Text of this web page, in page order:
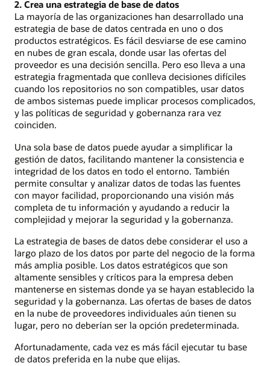
2. Crea una estrategia de base de datos
La mayoría de las organizaciones han desarrollado una
estrategia de base de datos centrada en uno o dos
productos estratégicos. Es fácil desviarse de ese camino
en nubes de gran escala, donde usar las ofertas del
proveedor es una decisión sencilla. Pero eso lleva a una
estrategia fragmentada que conlleva decisiones difíciles
cuando los repositorios no son compatibles, usar datos
de ambos sistemas puede implicar procesos complicados,
y las políticas de seguridad y gobernanza rara vez
coinciden.
Una sola base de datos puede ayudar a simplificar la
gestión de datos, facilitando mantener la consistencia e
integridad de los datos en todo el entorno. También
permite consultar y analizar datos de todas las fuentes
con mayor facilidad, proporcionando una visión más
completa de tu información y ayudando a reducir la
complejidad y mejorar la seguridad y la gobernanza.
La estrategia de bases de datos debe considerar el uso a
largo plazo de los datos por parte del negocio de la forma
más amplia posible. Los datos estratégicos que son
altamente sensibles y críticos para la empresa deben
mantenerse en sistemas donde ya se hayan establecido la
seguridad y la gobernanza. Las ofertas de bases de datos
en la nube de proveedores individuales aún tienen su
lugar, pero no deberían ser la opción predeterminada.
Afortunadamente, cada vez es más fácil ejecutar tu base
de datos preferida en la nube que elijas.